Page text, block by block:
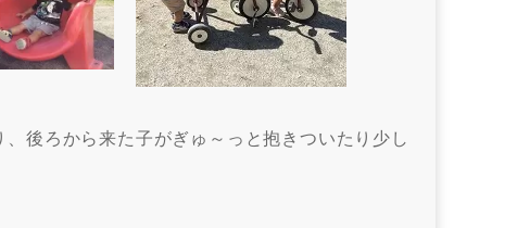
後ろから来た子がぎゅ～っと抱きついたり少し